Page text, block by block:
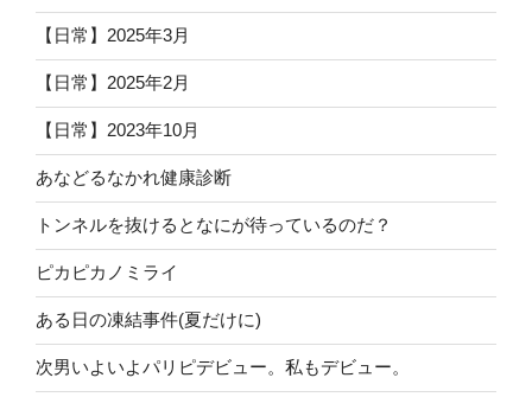
【日常】2025年3月
【日常】2025年2月
【日常】2023年10月
あなどるなかれ健康診断
トンネルを抜けるとなにが待っているのだ？
ピカピカノミライ
ある日の凍結事件(夏だけに)
次男いよいよパリピデビュー。私もデビュー。